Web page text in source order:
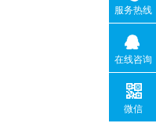
服务热线
在线咨询
微信